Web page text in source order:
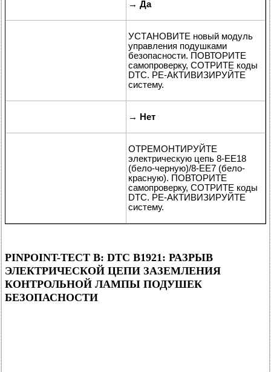
→ Да
УСТАНОВИТЕ новый модуль
управления подушками
безопасности. ПОВТОРИТЕ
самопроверку, СОТРИТЕ коды
DTC. РЕ-АКТИВИЗИРУЙТЕ
систему.
→ Нет
ОТРЕМОНТИРУЙТЕ
электрическую цепь 8-EE18
(бело-черную)/8-EE7 (бело-
красную). ПОВТОРИТЕ
самопроверку, СОТРИТЕ коды
DTC. РЕ-АКТИВИЗИРУЙТЕ
систему.
PINPOINT-ТЕСТ B: DTC B1921: РАЗРЫВ
ЭЛЕКТРИЧЕСКОЙ ЦЕПИ ЗАЗЕМЛЕНИЯ
КОНТРОЛЬНОЙ ЛАМПЫ ПОДУШЕК
БЕЗОПАСНОСТИ